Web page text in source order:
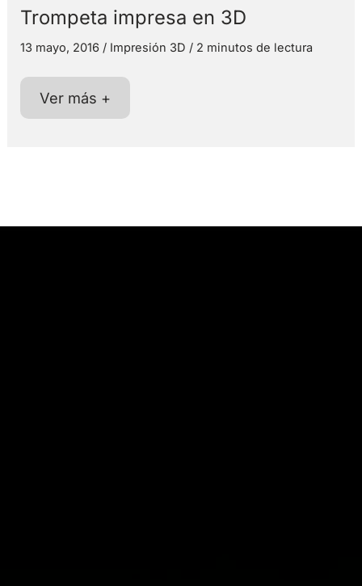
Trompeta impresa en 3D
13 mayo, 2016 / Impresión 3D / 2 minutos de lectura
Trompeta
Ver más +